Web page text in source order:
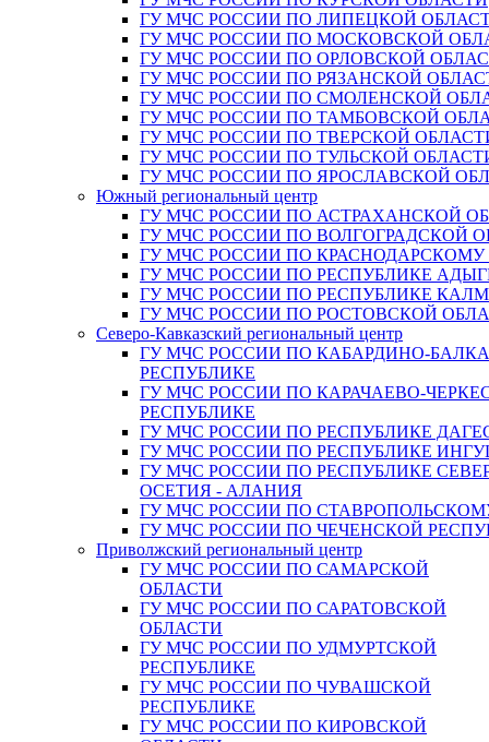
ГУ МЧС РОССИИ ПО ЛИПЕЦКОЙ
ГУ МЧС РОССИИ ПО МОСКОВСКОЙ
ГУ МЧС РОССИИ ПО ОРЛОВСКОЙ
ГУ МЧС РОССИИ ПО РЯЗАНСКОЙ
ГУ МЧС РОССИИ ПО СМОЛЕНСКОЙ
ГУ МЧС РОССИИ ПО ТАМБОВСКОЙ
ГУ МЧС РОССИИ ПО ТВЕРСКОЙ
ГУ МЧС РОССИИ ПО ТУЛЬСКОЙ
ГУ МЧС РОССИИ ПО ЯРОСЛАВСКОЙ
Южный региональный центр
ГУ МЧС РОССИИ ПО АСТРАХАНСКОЙ
ГУ МЧС РОССИИ ПО ВОЛГОГРАДСКОЙ
ГУ МЧС РОССИИ ПО
ГУ МЧС РОССИИ ПО РЕСПУБЛИКЕ
ГУ МЧС РОССИИ ПО РЕСПУБЛИКЕ
ГУ МЧС РОССИИ ПО РОСТОВСКОЙ
Северо-Кавказский региональный центр
ГУ МЧС РОССИИ ПО КАБАРДИНО-
РЕСПУБЛИКЕ
ГУ МЧС РОССИИ ПО КАРАЧАЕВО-
РЕСПУБЛИКЕ
ГУ МЧС РОССИИ ПО РЕСПУБЛИКЕ
ГУ МЧС РОССИИ ПО РЕСПУБЛИКЕ
ГУ МЧС РОССИИ ПО РЕСПУБЛИКЕ
ОСЕТИЯ - АЛАНИЯ
ГУ МЧС РОССИИ ПО
ГУ МЧС РОССИИ ПО ЧЕЧЕНСКОЙ
Приволжский региональный центр
ГУ МЧС РОССИИ ПО САМАРСКОЙ
ОБЛАСТИ
ГУ МЧС РОССИИ ПО САРАТОВСКОЙ
ОБЛАСТИ
ГУ МЧС РОССИИ ПО УДМУРТСКОЙ
РЕСПУБЛИКЕ
ГУ МЧС РОССИИ ПО ЧУВАШСКОЙ
РЕСПУБЛИКЕ
ГУ МЧС РОССИИ ПО КИРОВСКОЙ